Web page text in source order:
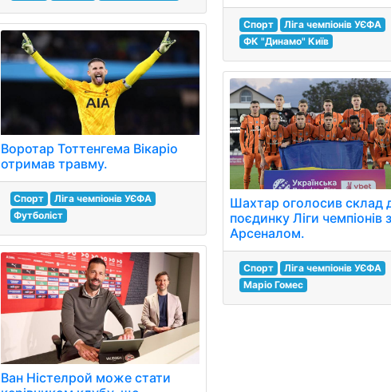
Воротар Тоттенгема Вікаріо
отримав травму.
Спорт
Ліга чемпіонів УЄФА
Футболіст
Ван Ністелрой може стати
Спорт
Ліга чемпіонів УЄФА
ФК "Динамо" Київ
Шахтар оголосив склад
поєдинку Ліги чемпіонів
Арсеналом.
Спорт
Ліга чемпіонів УЄФА
Маріо Гомес